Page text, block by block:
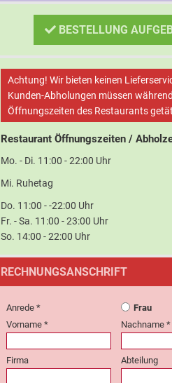
BESTELLUNG
Achtung! Wir bieten keinen
Kunden-Abholungen müssen
Öffnungszeiten des Restaurants
Restaurant Öffnungszeiten /
Mo. - Di. 11:00 - 22:00 Uhr
Mi. Ruhetag
Do. 11:00 - -22:00 Uhr
Fr. - Sa. 11:00 - 23:00 Uhr
So. 14:00 - 22:00 Uhr
RECHNUNGSANSCHRIFT
Anrede * Frau
Vorname *
Nachname *
Firma Abteilung